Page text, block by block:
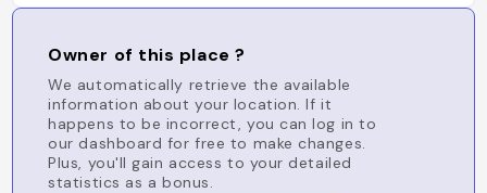
Owner of this place ?
We automatically retrieve the available
information about your location. If it
happens to be incorrect, you can log in to
our dashboard for free to make changes.
Plus, you'll gain access to your detailed
statistics as a bonus.